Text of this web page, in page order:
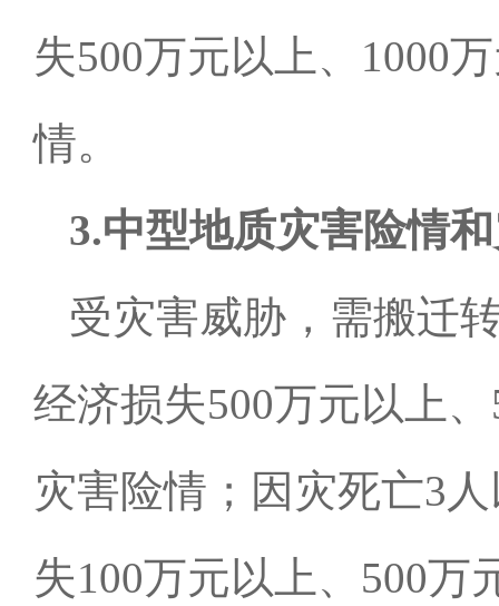
失500万元以上、 1000
情。
3.中型地质灾害险情
受灾害威胁，需搬迁
经济损失500万元以上、
灾害险情；因灾死亡3
失100万元以上、 500万